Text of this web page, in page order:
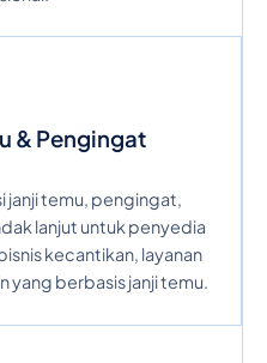
& Pengingat
janji temu, pengingat,
lanjut untuk penyedia
kecantikan, layanan
yang berbasis janji temu.